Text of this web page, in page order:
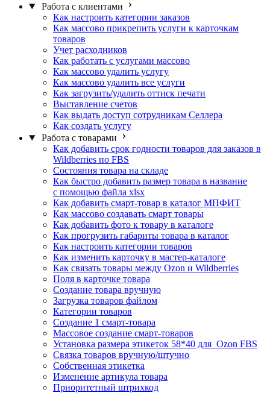
Работа с клиентами
Как настроить категории заказов
Как массово прикрепить услуги к карточкам
товаров
Учет расходников
Как работать с услугами массово
Как массово удалить услугу
Как массово удалить все услуги
Как загрузить/удалить оттиск печати
Выставление счетов
Как выдать доступ сотрудникам Селлера
Как создать услугу
Работа с товарами
Как добавить срок годности товаров для заказов в
Wildberries по FBS
Состояния товара на складе
Как быстро добавить размер товара в название
с помощью файла xlsx
Как добавить смарт-товар в каталог МПФИТ
Как массово создавать смарт товары
Как добавить фото к товару в каталоге
Как прогрузить габариты товара в каталог
Как настроить категории товаров
Как изменить карточку в мастер-каталоге
Как связать товары между Ozon и Wildberries
Поля в карточке товара
Создание товара вручную
Загрузка товаров файлом
Категории товаров
Создание 1 смарт-товара
Массовое создание смарт-товаров
Установка размера этикеток 58*40 для Ozon FBS
Связка товаров вручную/штучно
Собственная этикетка
Изменение артикула товара
Приоритетный штрихкод